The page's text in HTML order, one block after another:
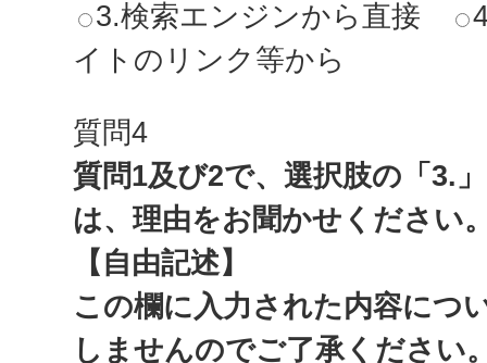
3.検索エンジンから直接
イトのリンク等から
質問4
質問1及び2で、選択肢の「3.
は、理由をお聞かせください
【自由記述】
この欄に入力された内容につ
しませんのでご了承ください